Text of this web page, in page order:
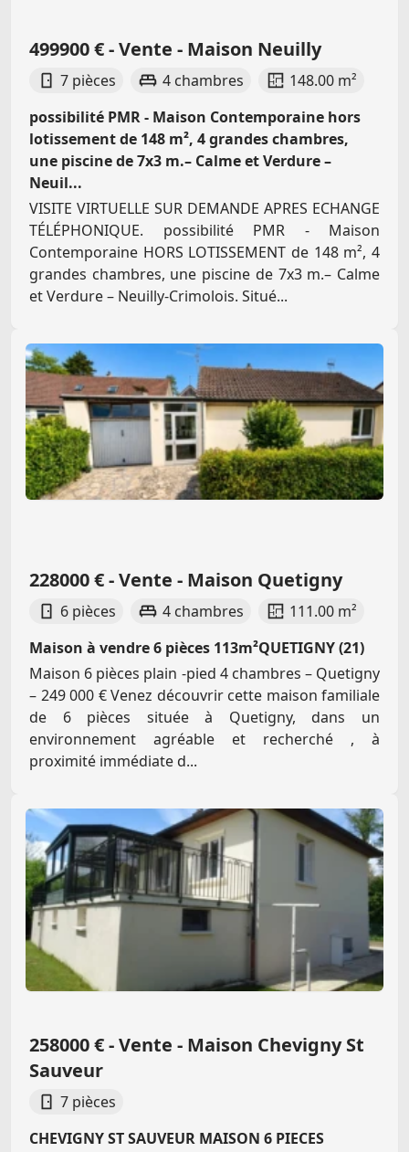
499900 € - Vente - Maison Neuilly
7 pièces 4 chambres
148.00 m²
possibilité PMR - Maison Contemporaine hors
lotissement de 148 m², 4 grandes chambres,
une piscine de 7x3 m.– Calme et Verdure –
Neuil...
VISITE VIRTUELLE SUR DEMANDE APRES ECHANGE
TÉLÉPHONIQUE. possibilité PMR - Maison
Contemporaine HORS LOTISSEMENT de 148 m², 4
grandes chambres, une piscine de 7x3 m.– Calme
et Verdure – Neuilly-Crimolois. Situé...
228000 € - Vente - Maison Quetigny
6 pièces 4 chambres
111.00 m²
Maison à vendre 6 pièces 113m²QUETIGNY (21)
Maison 6 pièces plain -pied 4 chambres – Quetigny
– 249 000 € Venez découvrir cette maison familiale
de 6 pièces située à Quetigny, dans un
environnement agréable et recherché , à
proximité immédiate d...
258000 € - Vente - Maison Chevigny St
Sauveur
7 pièces
CHEVIGNY ST SAUVEUR MAISON 6 PIECES